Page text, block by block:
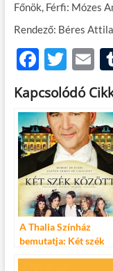
Főnök, Férfi: Mózes
Rendező: Béres Attila
F
ac
e
b
o
o
k
T
w
itt
er
E
m
Kapcsolódó
A Thalia Színház
bemutatja: Két szék